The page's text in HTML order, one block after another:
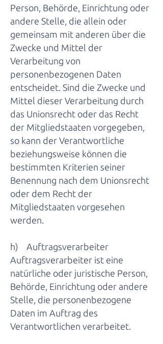
Person, Behörde, Einrichtung oder
andere Stelle, die allein oder
gemeinsam mit anderen über die
Zwecke und Mittel der
Verarbeitung von
personenbezogenen Daten
entscheidet. Sind die Zwecke und
Mittel dieser Verarbeitung durch
das Unionsrecht oder das Recht
der Mitgliedstaaten vorgegeben,
so kann der Verantwortliche
beziehungsweise können die
bestimmten Kriterien seiner
Benennung nach dem Unionsrecht
oder dem Recht der
Mitgliedstaaten vorgesehen
werden.
h) Auftragsverarbeiter
Auftragsverarbeiter ist eine
natürliche oder juristische Person,
Behörde, Einrichtung oder andere
Stelle, die personenbezogene
Daten im Auftrag des
Verantwortlichen verarbeitet.